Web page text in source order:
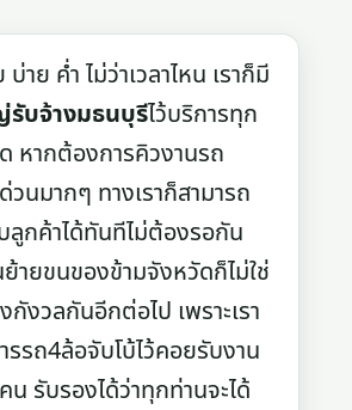
าย ค่ำ ไม่ว่าเวลาไหน เราก็มี
รับจ้างมธนบุรีไว้บริการทุก
หากต้องการคิวงานรถ
วนมากๆ ทางเราก็สามารถ
ลูกค้าได้ทันทีไม่ต้องรอกัน
ายขนของข้ามจังหวัดก็ไม่ใช่
งวลกันอีกต่อไป เพราะเรา
รรถ4ล้อจับโบ้ไว้คอยรับงาน
น รับรองได้ว่าทุกท่านจะได้